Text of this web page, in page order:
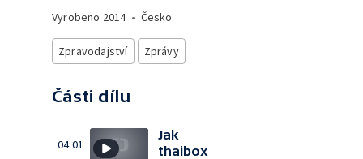
Vyrobeno 2014• Česko
Zpravodajství Zprávy
Části dílu
04:01
Jak
thaibox